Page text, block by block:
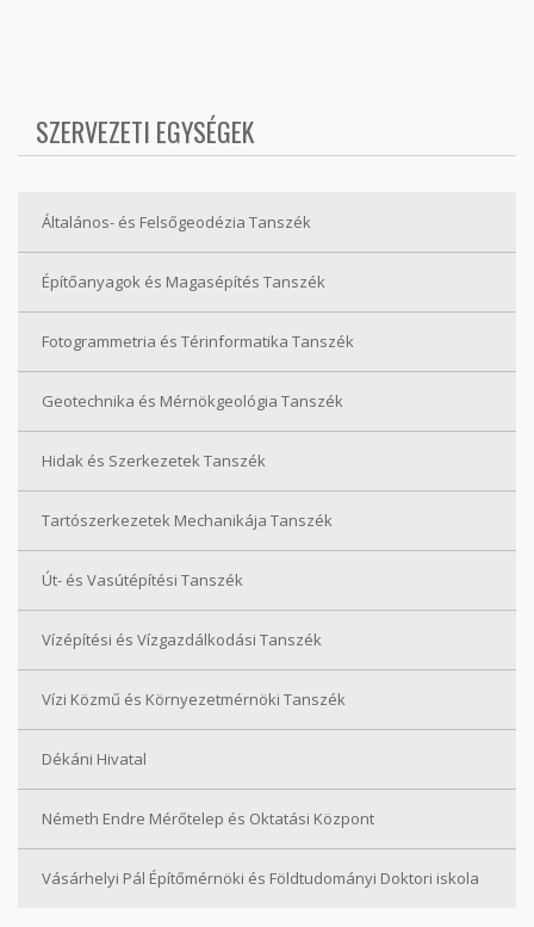
SZERVEZETI EGYSÉGEK
Általános- és Felsőgeodézia Tanszék
Építőanyagok és Magasépítés Tanszék
Fotogrammetria és Térinformatika Tanszék
Geotechnika és Mérnökgeológia Tanszék
Hidak és Szerkezetek Tanszék
Tartószerkezetek Mechanikája Tanszék
Út- és Vasútépítési Tanszék
Vízépítési és Vízgazdálkodási Tanszék
Vízi Közmű és Környezetmérnöki Tanszék
Dékáni Hivatal
Németh Endre Mérőtelep és Oktatási Központ
Vásárhelyi Pál Építőmérnöki és Földtudományi Doktori iskola